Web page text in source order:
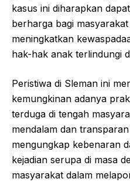
kasus ini diharapkan
berharga bagi
meningkatkan
hak-hak anak terlindungi
Peristiwa di Sleman ini
kemungkinan adanya
terduga di tengah
mendalam dan
mengungkap kebenaran
kejadian serupa di masa
masyarakat dalam